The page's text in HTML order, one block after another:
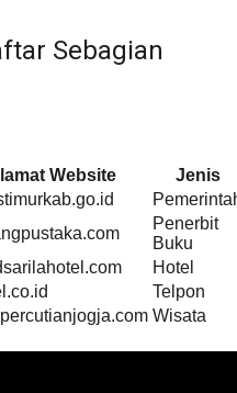
Sebagian
Website
Jenis
Penerbit
Buku
Hotel
Telpon
Wisata